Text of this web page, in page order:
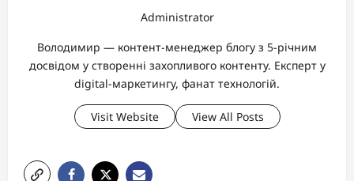
Administrator
Володимир — контент-менеджер блогу з 5-річним
досвідом у створенні захопливого контенту. Експерт у
digital-маркетингу, фанат технологій.
Visit Website View All Posts